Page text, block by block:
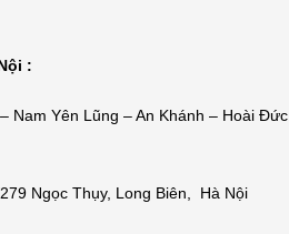
:
Nam Yên Lũng – An Khánh – Hoài Đức
Ngọc Thụy, Long Biên, Hà Nội